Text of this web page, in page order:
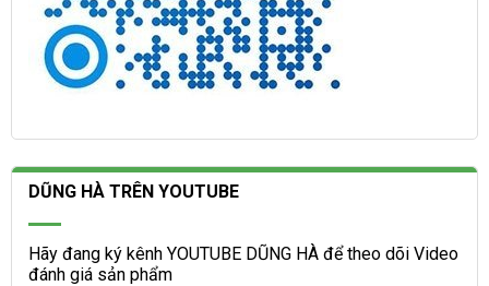
DŨNG HÀ TRÊN YOUTUBE
Hãy đang ký kênh YOUTUBE DŨNG HÀ để theo dõi Video
đánh giá sản phẩm